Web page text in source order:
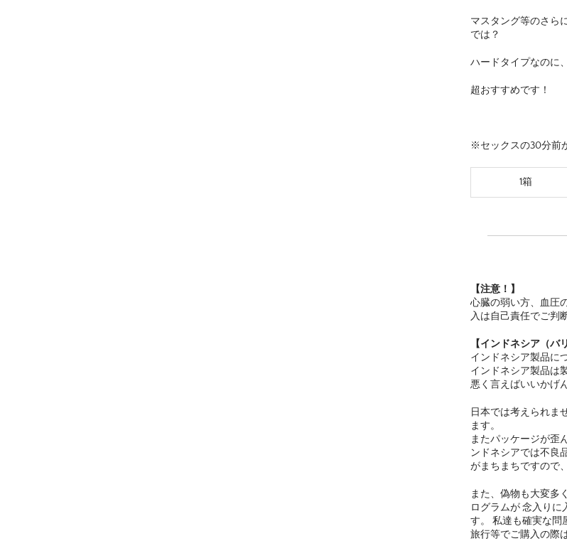
マスタング等のさら
では？
ハードタイプなのに
超おすすめです！
※セックスの30分前
1箱
【注意！】
心臓の弱い方、血圧
入は自己責任でご判
【インドネシア（バ
インドネシア製品に
インドネシア製品は
悪く言えばいいかげ
日本では考えられま
ます。
またパッケージが歪
ンドネシアでは不良
がまちまちですので
また、偽物も大変多
ログラムが 念入りに
す。 私達も確実な問
旅行等でご購入の際